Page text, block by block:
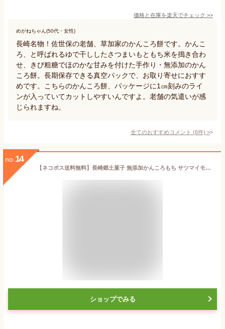
価格と在庫を楽天でチェック >>
めがねちゃん(50代・女性)
長崎名物！佐世保の老舗、草加家のかんころ餅です。かんこ
ろ、と呼ばれるゆで干ししたさつまいもともち米を搗き合わ
せ、きび粗糖でほのかな甘みを付けた手作り・無添加のかん
ころ餅。長期保存できる真空パックで、お取り寄せにおすす
めです。こちらのかんころ餅、パッケージに1㎝刻みのライ
ンが入っていてカットしやすいんですよ。老舗の気遣いが感
じられますね。
全てのおすすめコメント (6件) >
no. 14
【ネコポス送料無料】長崎郷土菓子 無添加かんころもち サツマイモ味 190g 全国一律送料無料 ポスト投函 郵便受け投函 出島屋 五島列島 特産品 名産品 かんころ餅 モチ 自然食品 芋 無添加 無着色 長崎銘菓 長崎加工 KASHI 長崎 修学旅行 お土産【冷凍送料別商品の同梱不可】
ショップでみる